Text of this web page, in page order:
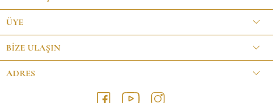
ÜYE
BİZE ULAŞIN
ADRES